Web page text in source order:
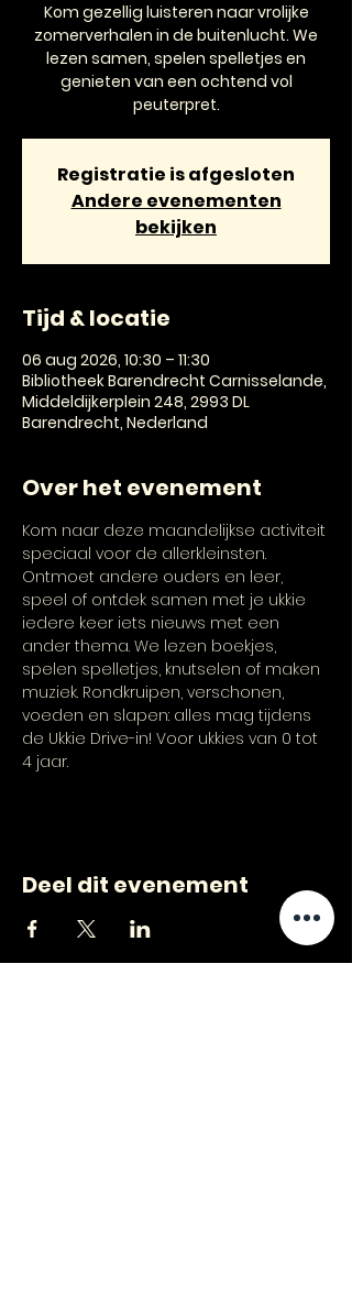
Kom gezellig luisteren naar vrolijke
zomerverhalen in de buitenlucht. We
lezen samen, spelen spelletjes en
genieten van een ochtend vol
peuterpret.
Registratie is afgesloten
Andere evenementen
bekijken
Tijd & locatie
06 aug 2026, 10:30 – 11:30
Bibliotheek Barendrecht Carnisselande,
Middeldijkerplein 248, 2993 DL
Barendrecht, Nederland
Over het evenement
Kom naar deze maandelijkse activiteit
speciaal voor de allerkleinsten.
Ontmoet andere ouders en leer,
speel of ontdek samen met je ukkie
iedere keer iets nieuws met een
ander thema. We lezen boekjes,
spelen spelletjes, knutselen of maken
muziek. Rondkruipen, verschonen,
voeden en slapen: alles mag tijdens
de Ukkie Drive-in! Voor ukkies van 0 tot
4 jaar.
Deel dit evenement